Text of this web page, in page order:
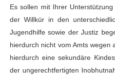
Es sollen mit Ihrer
der Willkür in den
Jugendhilfe sowie der Justiz
hierdurch nicht vom Amts wegen
hierdurch eine sekundäre
der ungerechtfertigten